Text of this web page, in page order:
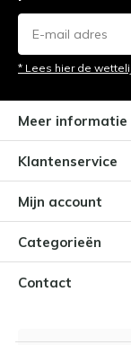
* Lees hier de
Meer informatie
Klantenservice
Mijn account
Categorieën
Contact